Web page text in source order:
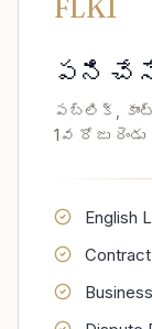
FLK1
పని
పబ్లిక్,
1వ రోజు
English